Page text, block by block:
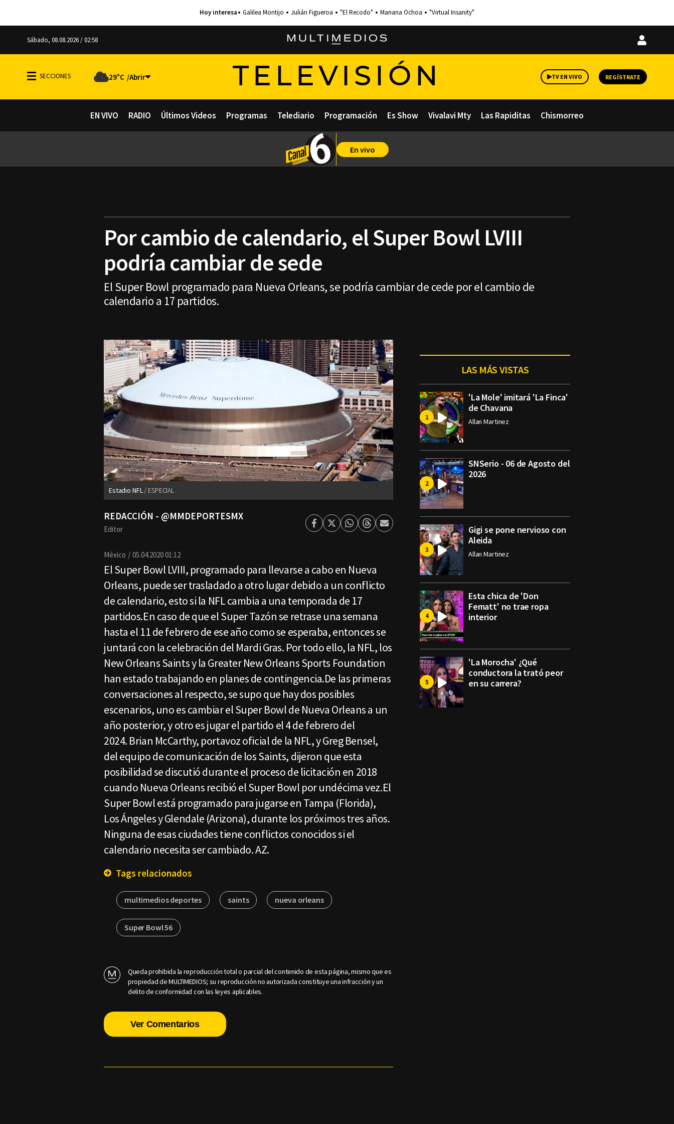
Galilea Montijo Julián Figueroa "El Recodo" Mariana Ochoa "Virtual Insanity"
Sábado, 08.08.2026 / 02:58
Iniciar
29°C TELEVISIÓN TV EN VIVO REGÍSTRATE
EN VIVO RADIO Últimos Videos Programas Telediario Programación Es Show Vivalavi Mty Las Rapiditas Chismorreo
En vivo
Por cambio de calendario, el Super Bowl LVIII
podría cambiar de sede
El Super Bowl programado para Nueva Orleans, se podría cambiar de cede por el cambio de
calendario a 17 partidos.
Estadio NFL ESPECIAL
REDACCIÓN - @MMDEPORTESMX
Editor Facebook
TwitterWhatsapp
ThreadsEnviar
México 05.04.2020 01:12
El Super Bowl LVIII, programado para llevarse a cabo en Nueva
Orleans, puede ser trasladado a otro lugar debido a un conflicto
de calendario, esto si la NFL cambia a una temporada de 17
partidos.En caso de que el Super Tazón se retrase una semana
hasta el 11 de febrero de ese año como se esperaba, entonces se
juntará con la celebración del Mardi Gras. Por todo ello, la NFL, los
New Orleans Saints y la Greater New Orleans Sports Foundation
han estado trabajando en planes de contingencia.De las primeras
conversaciones al respecto, se supo que hay dos posibles
escenarios, uno es cambiar el Super Bowl de Nueva Orleans a un
año posterior, y otro es jugar el partido el 4 de febrero del
2024. Brian McCarthy, portavoz oficial de la NFL, y Greg Bensel,
del equipo de comunicación de los Saints, dijeron que esta
posibilidad se discutió durante el proceso de licitación en 2018
cuando Nueva Orleans recibió el Super Bowl por undécima vez.El
Super Bowl está programado para jugarse en Tampa (Florida),
Los Ángeles y Glendale (Arizona), durante los próximos tres años.
Ninguna de esas ciudades tiene conflictos conocidos si el
calendario necesita ser cambiado. AZ.
Tags relacionados
multimedios deportes saints nueva orleans
Super Bowl 56
Queda prohibida la reproducción total o parcial del contenido de esta página, mismo que es
propiedad de MULTIMEDIOS; su reproducción no autorizada constituye una infracción y un
delito de conformidad con las leyes aplicables.
Ver Comentarios
LAS MÁS VISTAS
'La Mole' imitará 'La Finca'
de Chavana
Allan Martinez
SNSerio - 06 de Agosto del
2026
Gigi se pone nervioso con
Aleida
Allan Martinez
Esta chica de 'Don
Fematt' no trae ropa
interior
'La Morocha' ¿Qué
conductora la trató peor
en su carrera?